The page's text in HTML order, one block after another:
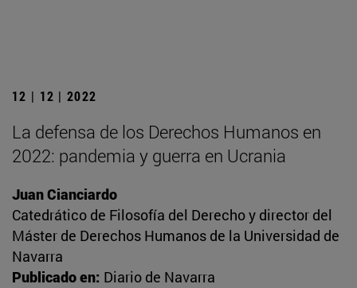
12 | 12 | 2022
La defensa de los Derechos Humanos en
2022: pandemia y guerra en Ucrania
Juan Cianciardo
Catedrático de Filosofía del Derecho y director del
Máster de Derechos Humanos de la Universidad de
Navarra
Publicado en: Diario de Navarra